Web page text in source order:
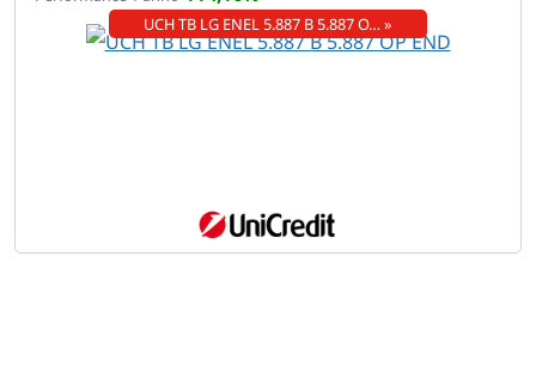
UCH TB LG ENEL 5.887 B 5.887 O… »